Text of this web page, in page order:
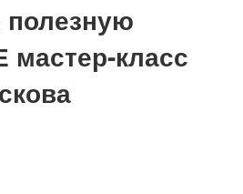
полезную
класс